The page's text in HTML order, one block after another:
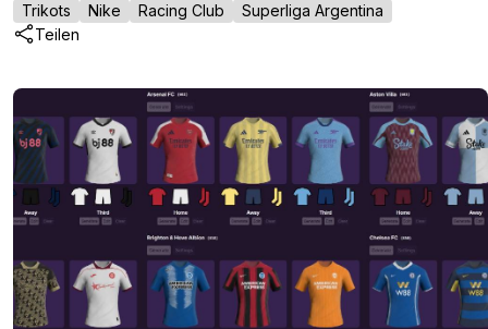
Trikots Nike Racing Club
Superliga Argentina
Teilen